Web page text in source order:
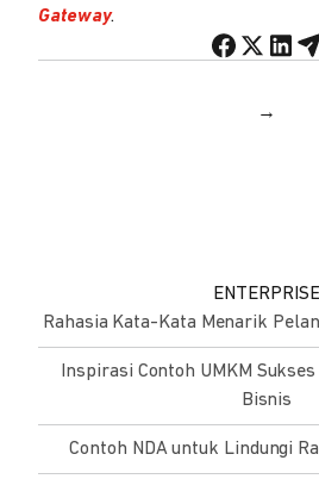
Gateway.
→
ENTERPRISE
Rahasia Kata-Kata Menarik
Inspirasi Contoh UMKM
Bisnis
Contoh NDA untuk Lindungi